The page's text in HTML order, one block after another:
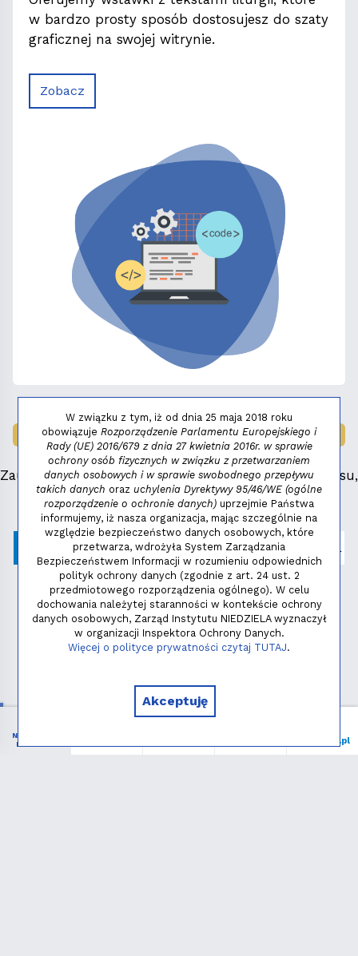
w bardzo prosty sposób dostosujesz do szaty
graficznej na swojej witrynie.
Zobacz
LAUREAT NAGRODY:MAŁY FENIKS 2025
Zauważyłeś błąd, masz propozycje dotyczące serwisu,
napisz:niezbednik@niedziela.pl
Polityka prywatności
Copyright © 2026 - Instytut NIEDZIELA
NIEZBĘDNIK
KATOLIKA
niedziela.pl
W związku z tym, iż od dnia 25 maja 2018 roku
obowiązuje Rozporządzenie Parlamentu Europejskiego i
Rady (UE) 2016/679 z dnia 27 kwietnia 2016r. w sprawie
ochrony osób fizycznych w związku z przetwarzaniem
danych osobowych i w sprawie swobodnego przepływu
takich danych oraz uchylenia Dyrektywy 95/46/WE (ogólne
rozporządzenie o ochronie danych) uprzejmie Państwa
informujemy, iż nasza organizacja, mając szczególnie na
względzie bezpieczeństwo danych osobowych, które
przetwarza, wdrożyła System Zarządzania
Bezpieczeństwem Informacji w rozumieniu odpowiednich
polityk ochrony danych (zgodnie z art. 24 ust. 2
przedmiotowego rozporządzenia ogólnego). W celu
dochowania należytej staranności w kontekście ochrony
danych osobowych, Zarząd Instytutu NIEDZIELA wyznaczył
w organizacji Inspektora Ochrony Danych.
Więcej o polityce prywatności czytaj TUTAJ.
Akceptuję